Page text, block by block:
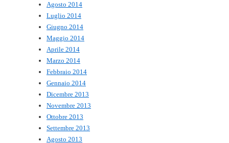
Agosto 2014
Luglio 2014
Giugno 2014
Maggio 2014
Aprile 2014
Marzo 2014
Febbraio 2014
Gennaio 2014
Dicembre 2013
Novembre 2013
Ottobre 2013
Settembre 2013
Agosto 2013